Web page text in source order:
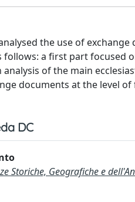
the use of
a first part focused
analysis of the main
documents at the level
DC
Storiche, Geografiche e